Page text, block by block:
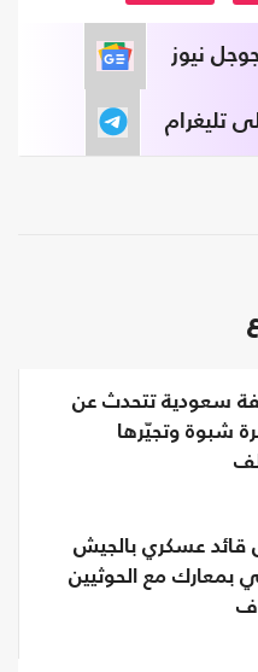
نيوز
تليغرام
سعودية تتحدث عن
شبوة وتجيّرها
قائد عسكري بالجيش
بمعارك مع الحوثيين